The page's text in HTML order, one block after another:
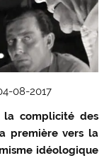
08-2017
la complicité des
première vers la
idéologique